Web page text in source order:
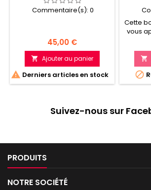
Commentaire(s): 0
Prix
45,00 €
 Ajouter au panier
 Derniers articles en stock
Cette
vous
tant


Suivez-nous sur
PRODUITS
NOTRE SOCIÉTÉ